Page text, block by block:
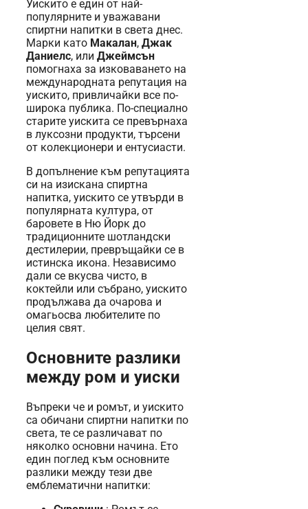
Уискито е един от най-
популярните и уважавани
спиртни напитки в света днес.
Марки като Макалан, Джак
Даниелс, или Джеймсън
помогнаха за изковаването на
международната репутация на
уискито, привличайки все по-
широка публика. По-специално
старите уискита се превърнаха
в луксозни продукти, търсени
от колекционери и ентусиасти.
В допълнение към репутацията
си на изискана спиртна
напитка, уискито се утвърди в
популярната култура, от
баровете в Ню Йорк до
традиционните шотландски
дестилерии, превръщайки се в
истинска икона. Независимо
дали се вкусва чисто, в
коктейли или събрано, уискито
продължава да очарова и
омагьосва любителите по
целия свят.
Основните разлики
между ром и уиски
Въпреки че и ромът, и уискито
са обичани спиртни напитки по
света, те се различават по
няколко основни начина. Ето
един поглед към основните
разлики между тези две
емблематични напитки: